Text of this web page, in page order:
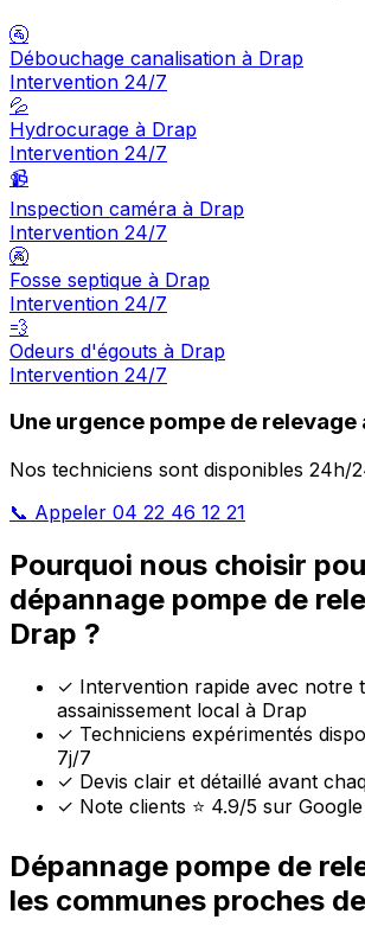
🚰
Débouchage canalisation à Drap
Intervention 24/7
💦
Hydrocurage à Drap
Intervention 24/7
📹
Inspection caméra à Drap
Intervention 24/7
🚱
Fosse septique à Drap
Intervention 24/7
💨
Odeurs d'égouts à Drap
Intervention 24/7
Une urgence pompe de relevage
Nos techniciens sont disponibles 24h/
📞 Appeler 04 22 46 12 21
Pourquoi nous choisir
dépannage pompe de
Drap ?
✓ Intervention rapide avec notre
assainissement local à Drap
✓ Techniciens expérimentés
7j/7
✓ Devis clair et détaillé avant
✓ Note clients ⭐ 4.9/5 sur
Dépannage pompe de
les communes proches